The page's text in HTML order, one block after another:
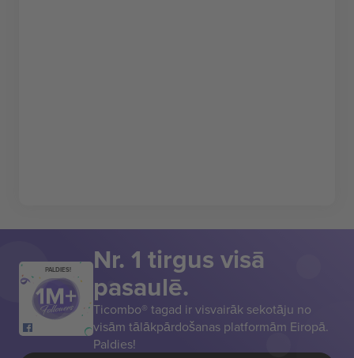
PALDIES! Nr. 1 tirgus visā
pasaulē.
Ticombo® tagad ir visvairāk sekotāju no
visām tālākpārdošanas platformām Eiropā.
Paldies!